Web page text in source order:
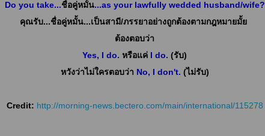
Do you take...ชื่อคู่หมั้น...as your lawfully wedded husband/wife?
คุณรับ...ชื่อคู่หมั้น...เป็นสามี/ภรรยาอย่างถูกต้องตามกฎหมายมั้ย
ต้องตอบว่า
Yes, I do. หรือแค่ I do. (รับ)
หวังว่าไม่ใครตอบว่า No, I don't. (ไม่รับ)
Credit: http://morning-news.bectero.com/main/international/115278